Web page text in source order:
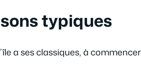
typiques
a ses classiques, à